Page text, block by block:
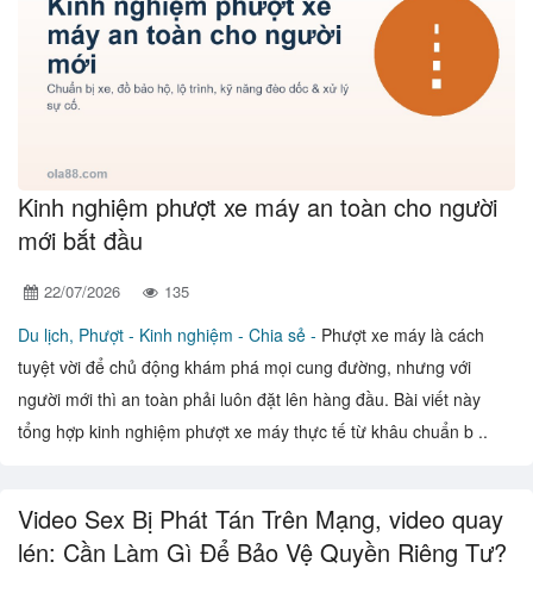
Kinh nghiệm phượt xe máy an toàn cho người
mới bắt đầu
22/07/2026 135
Du lịch, Phượt - Kinh nghiệm - Chia sẻ - Phượt xe máy là cách
tuyệt vời để chủ động khám phá mọi cung đường, nhưng với
người mới thì an toàn phải luôn đặt lên hàng đầu. Bài viết này
tổng hợp kinh nghiệm phượt xe máy thực tế từ khâu chuẩn b ..
Video Sex Bị Phát Tán Trên Mạng, video quay
lén: Cần Làm Gì Để Bảo Vệ Quyền Riêng Tư?